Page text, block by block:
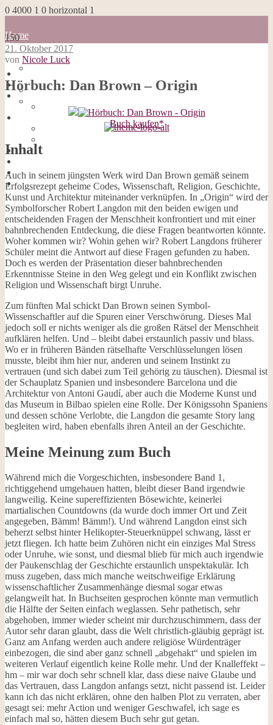
0 4000 1 0 horizontal 1
Home
Blog
about me
Impressum
Datenschutzerklärung
Galerie
Opal-Abos
Strickblogs
Hörbücher
150
Home
Blog
about me
100 Dinge
Datenschutzerklärung
Galerie
Strickblogs
Hörbücher
21. Oktober 2017
von Nicole Luck
Hörbuch: Dan Brown – Origin
Buch kaufen*
Inhalt
Auch in seinem jüngsten Werk wird Dan Brown gemäß seinem
Erfolgsrezept geheime Codes, Wissenschaft, Religion, Geschichte,
Kunst und Architektur miteinander verknüpfen. In „Origin“ wird der
Symbolforscher Robert Langdon mit den beiden ewigen und
entscheidenden Fragen der Menschheit konfrontiert und mit einer
bahnbrechenden Entdeckung, die diese Fragen beantworten könnte.
Woher kommen wir? Wohin gehen wir? Robert Langdons früherer
Schüler meint die Antwort auf diese Fragen gefunden zu haben.
Doch es werden der Präsentation dieser bahnbrechenden
Erkenntnisse Steine in den Weg gelegt und ein Konflikt zwischen
Religion und Wissenschaft birgt Unruhe.
Zum fünften Mal schickt Dan Brown seinen Symbol-
Wissenschaftler auf die Spuren einer Verschwörung. Dieses Mal
jedoch soll er nichts weniger als die großen Rätsel der Menschheit
aufklären helfen. Und – bleibt dabei erstaunlich passiv und blass.
Wo er in früheren Bänden rätselhafte Verschlüsselungen lösen
musste, bleibt ihm hier nur, anderen und seinem Instinkt zu
vertrauen (und sich dabei zum Teil gehörig zu täuschen). Diesmal ist
der Schauplatz Spanien und insbesondere Barcelona und die
Architektur von Antoni Gaudí, aber auch die Moderne Kunst und
das Museum in Bilbao spielen eine Rolle. Der Königssohn Spaniens
und dessen schöne Verlobte, die Langdon die gesamte Story lang
begleiten wird, haben ebenfalls ihren Anteil an der Geschichte.
Meine Meinung zum Buch
Während mich die Vorgeschichten, insbesondere Band 1,
richtiggehend umgehauen hatten, bleibt dieser Band irgendwie
langweilig. Keine supereffizienten Bösewichte, keinerlei
martialischen Countdowns (da wurde doch immer Ort und Zeit
angegeben, Bämm! Bämm!). Und während Langdon einst sich
beherzt selbst hinter Helikopter-Steuerknüppel schwang, lässt er
jetzt fliegen. Ich hatte beim Zuhören nicht ein einziges Mal Stress
oder Unruhe, wie sonst, und diesmal blieb für mich auch irgendwie
der Paukenschlag der Geschichte erstaunlich unspektakulär. Ich
muss zugeben, dass mich manche weitschweifige Erklärung
wissenschaftlicher Zusammenhänge diesmal sogar etwas
gelangweilt hat. In Buchseiten gesprochen könnte man vermutlich
die Hälfte der Seiten einfach weglassen. Sehr pathetisch, sehr
abgehoben, immer wieder scheint mir durchzuschimmern, dass der
Autor sehr daran glaubt, dass die Welt christlich-gläubig geprägt ist.
Ganz am Anfang werden auch andere religiöse Würdenträger
einbezogen, die sind aber ganz schnell „abgehakt“ und spielen im
weiteren Verlauf eigentlich keine Rolle mehr. Und der Knalleffekt –
hm – mir war doch sehr schnell klar, dass diese naive Glaube und
das Vertrauen, dass Langdon anfangs setzt, nicht passend ist. Leider
kann ich das nicht erklären, ohne den halben Plot zu verraten, aber
gesagt sei: mehr Action und weniger Geschwafel, ich sage es
einfach mal so, hätten diesem Buch sehr gut getan.